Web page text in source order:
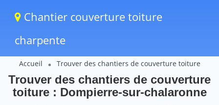
Chantier couverture toiture
charpente
Accueil Trouver des chantiers de couverture toiture
Trouver des chantiers de couverture
toiture : Dompierre-sur-chalaronne